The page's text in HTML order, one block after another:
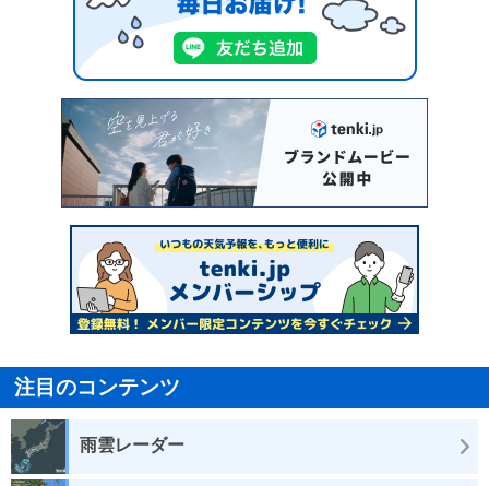
注目のコンテンツ
雨雲レーダー